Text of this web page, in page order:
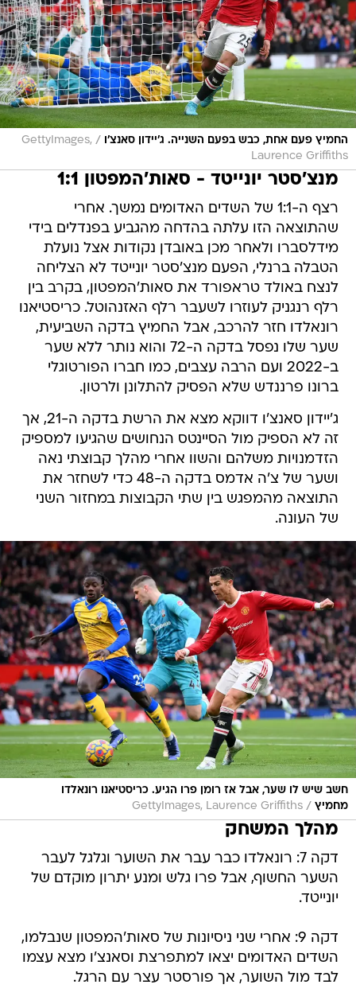
החמיץ פעם אחת, כבש בפעם השנייה. ג'יידון סאנצ'ו /
GettyImages,
Laurence Griffiths
מנצ'סטר יונייטד - סאות'המפטון 1:1
רצף ה-1:1 של השדים האדומים נמשך. אחרי
שהתוצאה הזו עלתה בהדחה מהגביע בפנדלים בידי
מידלסברו ולאחר מכן באובדן נקודות אצל נועלת
הטבלה ברנלי, הפעם מנצ'סטר יונייטד לא הצליחה
לנצח באולד טראפורד את סאות'המפטון, בקרב בין
רלף רנגניק לעוזרו לשעבר רלף האזנהוטל. כריסטיאנו
רונאלדו חזר להרכב, אבל החמיץ בדקה השביעית,
שער שלו נפסל בדקה ה-72 והוא נותר ללא שער
ב-2022 ועם הרבה עצבים, כמו חברו הפורטוגלי
ברונו פרננדש שלא הפסיק להתלונן ולרטון.
ג'יידון סאנצ'ו דווקא מצא את הרשת בדקה ה-21, אך
זה לא הספיק מול הסיינטס הנחושים שהגיעו למספיק
הזדמנויות משלהם והשוו אחרי מהלך קבוצתי נאה
ושער של צ'ה אדמס בדקה ה-48 כדי לשחזר את
התוצאה מהמפגש בין שתי הקבוצות במחזור השני
של העונה.
חשב שיש לו שער, אבל אז רומן פרו הגיע. כריסטיאנו רונאלדו
מחמיץ /
GettyImages, Laurence Griffiths
מהלך המשחק
דקה 7: רונאלדו כבר עבר את השוער וגלגל לעבר
השער החשוף, אבל פרו גלש ומנע יתרון מוקדם של
יונייטד.
דקה 9: אחרי שני ניסיונות של סאות'המפטון שנבלמו,
השדים האדומים יצאו למתפרצת וסאנצ'ו מצא עצמו
לבד מול השוער, אך פורסטר עצר עם הרגל.